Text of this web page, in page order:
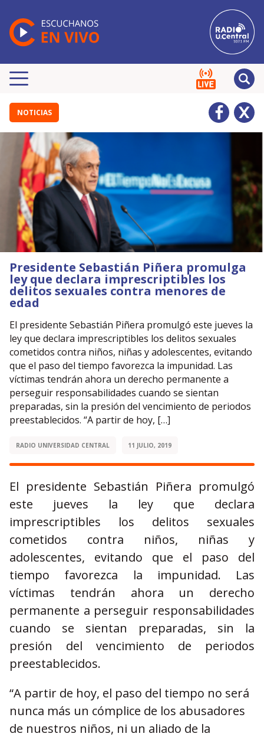
NOTICIAS
Presidente Sebastián Piñera promulga
ley que declara imprescriptibles los
delitos sexuales contra menores de
edad
El presidente Sebastián Piñera promulgó este jueves la
ley que declara imprescriptibles los delitos sexuales
cometidos contra niños, niñas y adolescentes, evitando
que el paso del tiempo favorezca la impunidad. Las
víctimas tendrán ahora un derecho permanente a
perseguir responsabilidades cuando se sientan
preparadas, sin la presión del vencimiento de periodos
preestablecidos. “A partir de hoy, […]
RADIO UNIVERSIDAD CENTRAL 11 JULIO, 2019
El presidente Sebastián Piñera promulgó
este jueves la ley que declara
imprescriptibles los delitos sexuales
cometidos contra niños, niñas y
adolescentes, evitando que el paso del
tiempo favorezca la impunidad. Las
víctimas tendrán ahora un derecho
permanente a perseguir responsabilidades
cuando se sientan preparadas, sin la
presión del vencimiento de periodos
preestablecidos.
“A partir de hoy, el paso del tiempo no será
nunca más un cómplice de los abusadores
de nuestros niños, ni un aliado de la